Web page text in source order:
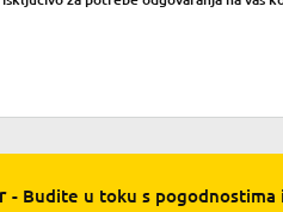
- Budite u toku s pogodnostima